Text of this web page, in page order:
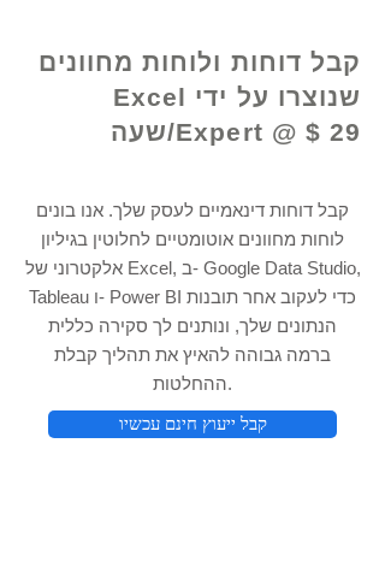
קבל דוחות ולוחות מחוונים
שנוצרו על ידי Excel
Expert @ $ 29/שעה
קבל דוחות דינאמיים לעסק שלך. אנו בונים
לוחות מחוונים אוטומטיים לחלוטין בגיליון
אלקטרוני של Excel, ב- Google Data Studio,
Tableau ו- Power BI כדי לעקוב אחר תובנות
הנתונים שלך, ונותנים לך סקירה כללית
ברמה גבוהה להאיץ את תהליך קבלת
ההחלטות.
קבל ייעוץ חינם עכשיו